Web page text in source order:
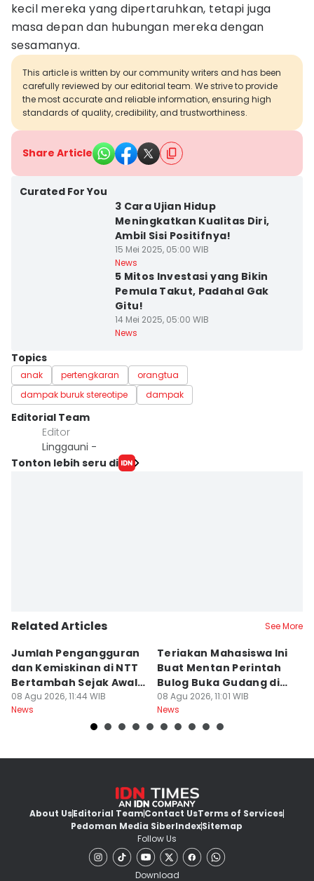
kecil mereka yang dipertaruhkan, tetapi juga
masa depan dan hubungan mereka dengan
sesamanya.
This article is written by our community writers and has been
carefully reviewed by our editorial team. We strive to provide
the most accurate and reliable information, ensuring high
standards of quality, credibility, and trustworthiness.
Share Article
Curated For You
3 Cara Ujian Hidup
Meningkatkan Kualitas Diri,
Ambil Sisi Positifnya!
15 Mei 2025, 05:00 WIB
News
5 Mitos Investasi yang Bikin
Pemula Takut, Padahal Gak
Gitu!
14 Mei 2025, 05:00 WIB
News
Topics
anak pertengkaran
orangtua
dampak buruk stereotipe
dampak
Editorial Team
Editor
Linggauni -
Tonton lebih seru di
Related Articles See More
Jumlah Pengangguran
dan Kemiskinan di NTT
Bertambah Sejak Awal
2026
08 Agu 2026, 11:44 WIB
News
Teriakan Mahasiswa Ini
Buat Mentan Perintah
Bulog Buka Gudang di
Alor
08 Agu 2026, 11:01 WIB
News
About UsEditorial TeamContact UsTerms of Services
Pedoman Media SiberIndexSitemap
Follow Us
Download